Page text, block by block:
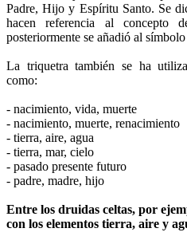
Padre, Hijo y Espíritu Santo. Se
hacen referencia al
posteriormente se añadió al
La triquetra también se ha
como:
- nacimiento, vida, muerte
- nacimiento, muerte, renacimiento
- tierra, aire, agua
- tierra, mar, cielo
- pasado presente futuro
- padre, madre, hijo
Entre los druidas celtas, por
con los elementos tierra, aire y